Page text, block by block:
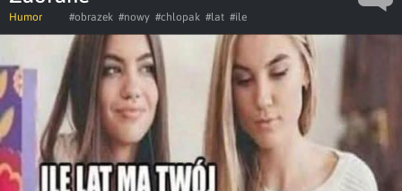
Humor #obrazek #nowy #chlopak #lat #ile